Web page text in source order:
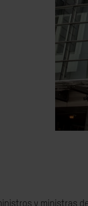
y ministras